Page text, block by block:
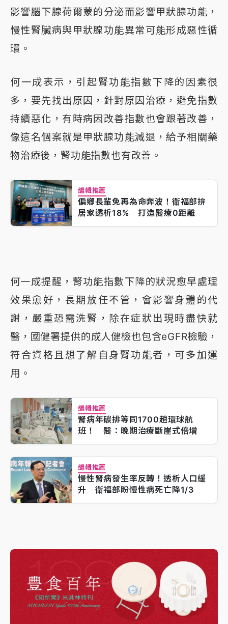
影響腦下腺荷爾蒙的分泌而影響甲狀腺功能，
慢性腎臟病與甲狀腺功能異常可能形成惡性循
環。
何一成表示，引起腎功能指數下降的因素很
多，要先找出原因，針對原因治療，避免指數
持續惡化，有時病因改善指數也會跟著改善，
像這名個案就是甲狀腺功能減退，給予相關藥
物治療後，腎功能指數也有改善。
編輯推薦
偏鄉長輩免再為命奔波！衛福部拚
居家透析18% 打造醫療0距離
何一成提醒，腎功能指數下降的狀況愈早處理
效果愈好，長期放任不管，會影響身體的代
謝，嚴重恐需洗腎，除在症狀出現時盡快就
醫，國健署提供的成人健檢也包含eGFR檢驗，
符合資格且想了解自身腎功能者，可多加運
用。
編輯推薦
腎病年碳排等同1700趟環球航
班！ 醫：晚期治療斷崖式倍增
編輯推薦
慢性腎病發生率反轉！透析人口緩
升 衛福部盼慢性病死亡降1/3